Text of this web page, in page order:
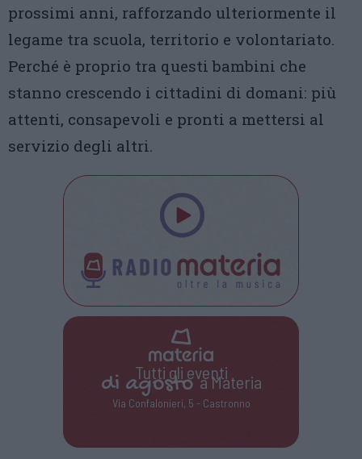
prossimi anni, rafforzando ulteriormente il
legame tra scuola, territorio e volontariato.
Perché è proprio tra questi bambini che
stanno crescendo i cittadini di domani: più
attenti, consapevoli e pronti a mettersi al
servizio degli altri.
Tutti gli eventi
di agostoa Materia
Via Confalonieri, 5 - Castronno